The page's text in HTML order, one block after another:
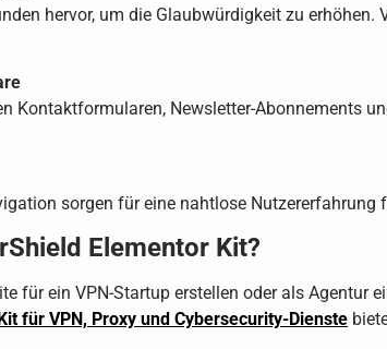
hervor, um die Glaubwürdigkeit zu
Kontaktformularen, Newsletter-Abonnements
sorgen für eine nahtlose Nutzererfahrung
Elementor Kit?
für ein VPN-Startup erstellen oder als
für VPN, Proxy und Cybersecurity-Dienste